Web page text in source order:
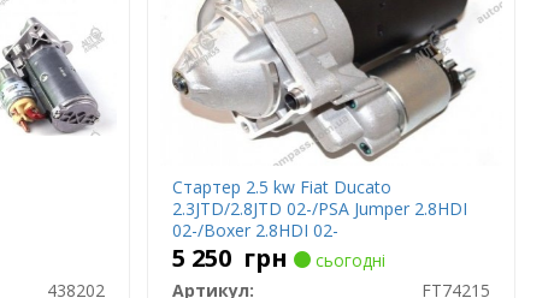
438202
Стартер 2.5 kw Fiat Ducato
2.3JTD/2.8JTD 02-/PSA Jumper 2.8HDI
02-/Boxer 2.8HDI 02-
5 250 грн
сьогодні
Артикул:
FT74215